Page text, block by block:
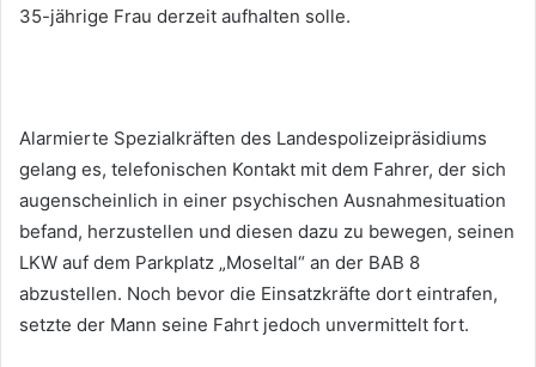
35-jährige Frau derzeit aufhalten solle.
Alarmierte Spezialkräften des Landespolizeipräsidiums
gelang es, telefonischen Kontakt mit dem Fahrer, der sich
augenscheinlich in einer psychischen Ausnahmesituation
befand, herzustellen und diesen dazu zu bewegen, seinen
LKW auf dem Parkplatz „Moseltal“ an der BAB 8
abzustellen. Noch bevor die Einsatzkräfte dort eintrafen,
setzte der Mann seine Fahrt jedoch unvermittelt fort.